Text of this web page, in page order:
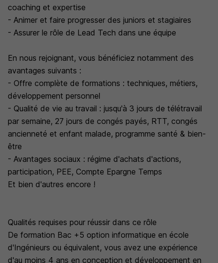
coaching et expertise
- Animer et faire progresser des juniors et stagiaires
- Assurer le rôle de Lead Tech dans une équipe
En nous rejoignant, vous bénéficiez notamment des
avantages suivants :
- Offre complète de formations : techniques, métiers,
développement personnel
- Qualité de vie au travail : jusqu'à 3 jours de télétravail
par semaine, 27 jours de congés payés, RTT, congés
ancienneté et enfant malade, programme santé & bien-
être
- Avantages sociaux : régime d'achats d'actions,
participation, PEE, Compte Epargne Temps
Et bien d'autres encore !
Qualités requises pour réussir dans ce rôle
De formation Bac +5 option informatique en école
d'Ingénieurs ou équivalent, vous avez une expérience
d'au moins 4 ans en conception et développement en